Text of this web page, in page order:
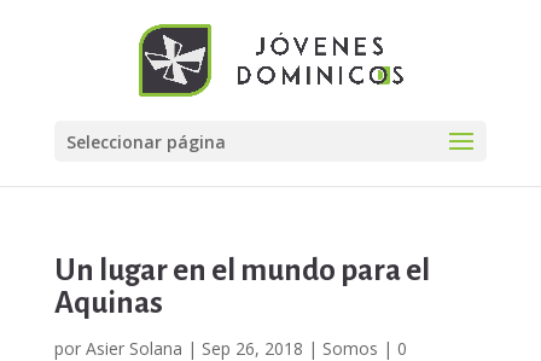
Seleccionar página
Un lugar en el mundo para el
Aquinas
por Asier Solana | Sep 26, 2018 | Somos | 0